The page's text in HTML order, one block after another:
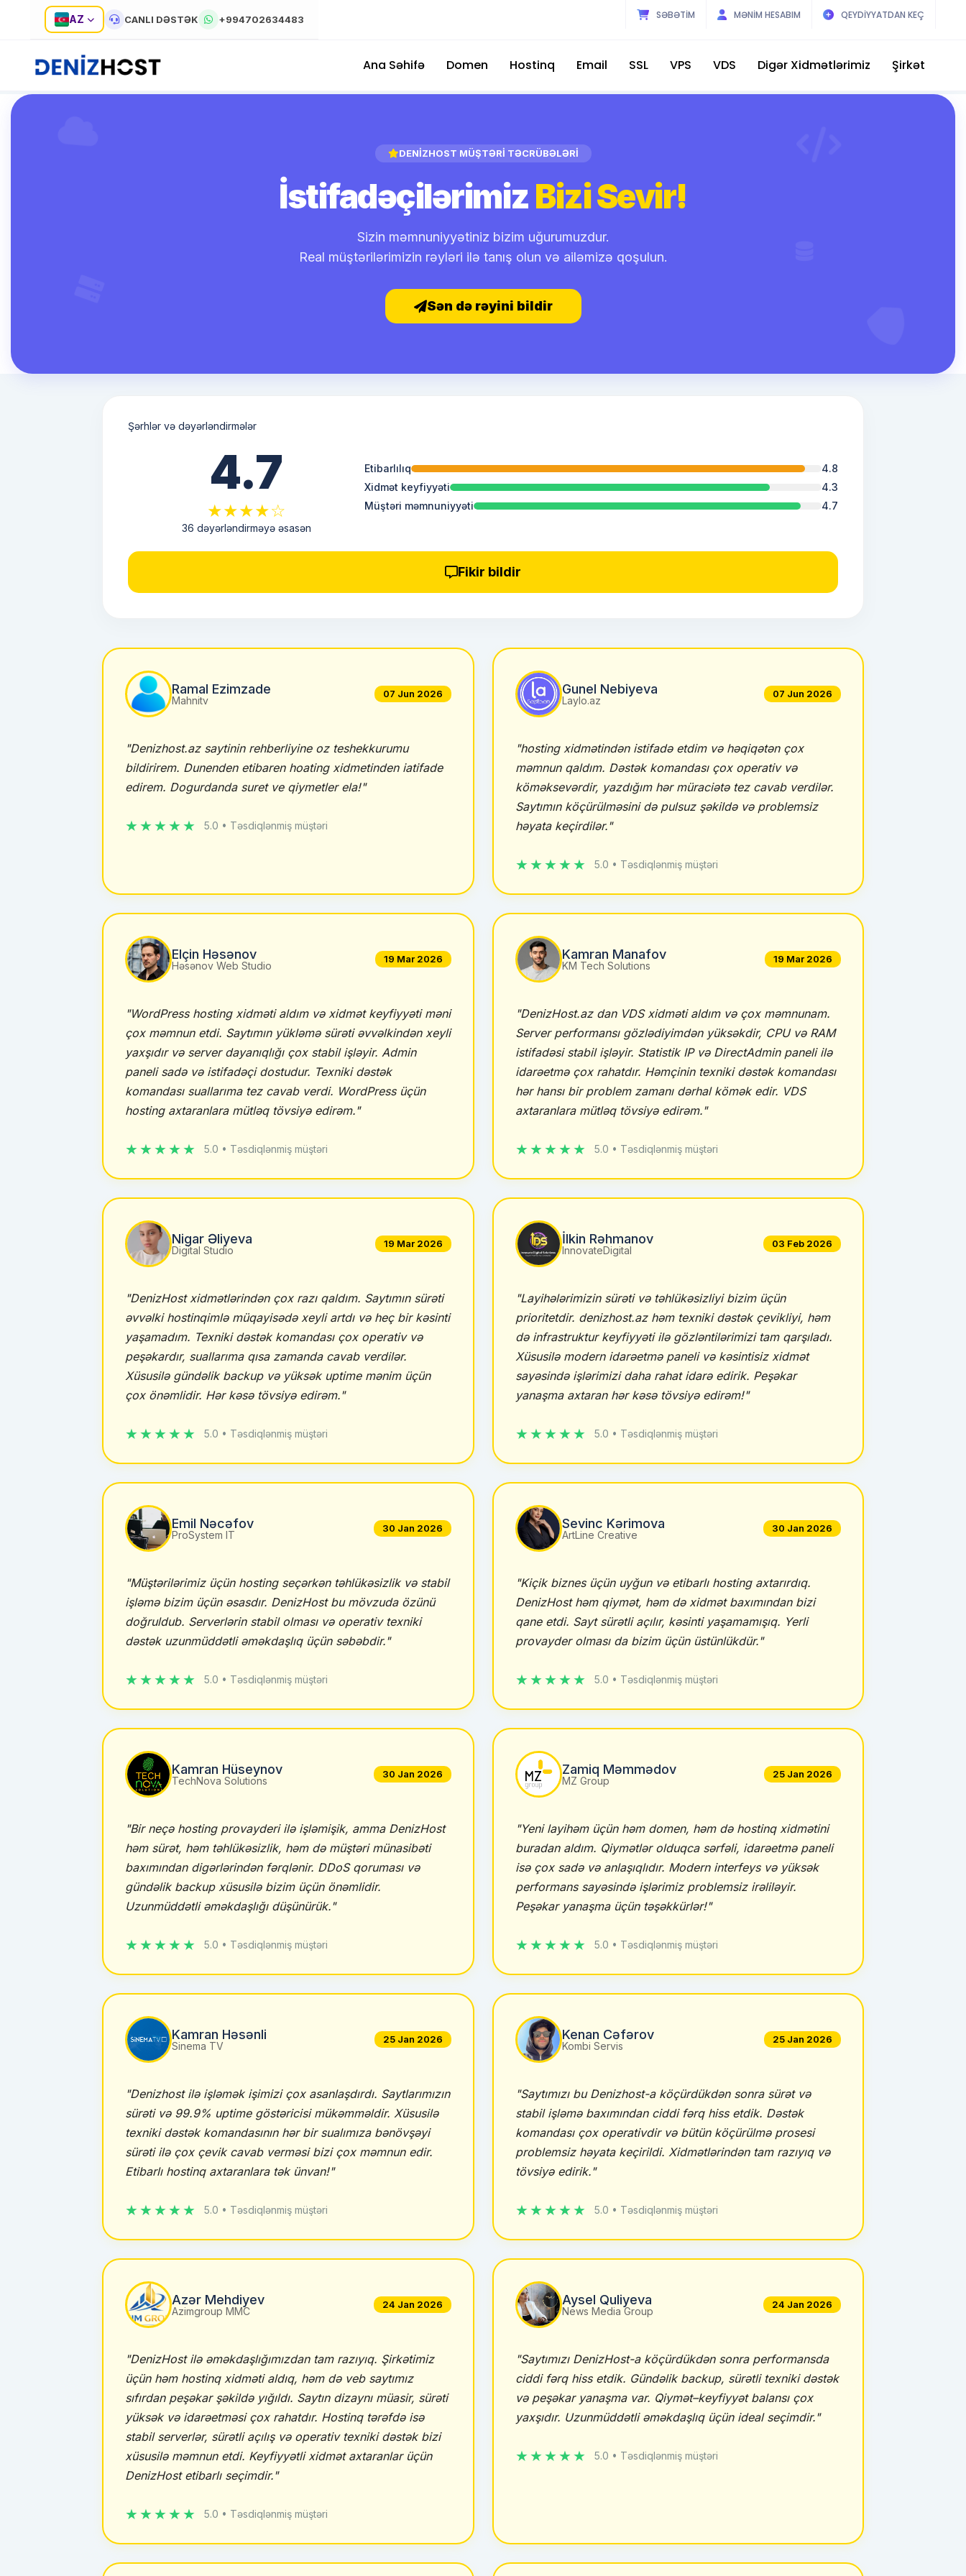
AZ CANLI DƏSTƏK +994702634483 SƏBƏTİM MƏNİM HESABIM QEYDİYYATDAN KEÇ
Ana Səhifə Domen Hostinq Email SSL VPS VDS Digər Xidmətlərimiz Şirkət
DENİZHOST MÜŞTƏRİ TƏCRÜBƏLƏRİ
İstifadəçilərimizBizi Sevir!
Sizin məmnuniyyətiniz bizim uğurumuzdur.
Real müştərilərimizin rəyləri ilə tanış olun və ailəmizə qoşulun.
Sən də rəyini bildir
Şərhlər və dəyərləndirmələr
4.7
★★★★☆
36 dəyərləndirməyə əsasən
Etibarlılıq
4.8
Xidmət keyfiyyəti
4.3
Müştəri məmnuniyyəti
4.7
Fikir bildir
Ramal Ezimzade
Mahnitv
07 Jun 2026
"Denizhost.az saytinin rehberliyine oz teshekkurumu
bildirirem. Dunenden etibaren hoating xidmetinden iatifade
edirem. Dogurdanda suret ve qiymetler ela!"
★★★★★ 5.0 • Təsdiqlənmiş müştəri
Gunel Nebiyeva
Laylo.az
07 Jun 2026
"hosting xidmətindən istifadə etdim və həqiqətən çox
məmnun qaldım. Dəstək komandası çox operativ və
köməksevərdir, yazdığım hər müraciətə tez cavab verdilər.
Saytımın köçürülməsini də pulsuz şəkildə və problemsiz
həyata keçirdilər."
★★★★★ 5.0 • Təsdiqlənmiş müştəri
Elçin Həsənov
Həsənov Web Studio
19 Mar 2026
"WordPress hosting xidməti aldım və xidmət keyfiyyəti məni
çox məmnun etdi. Saytımın yükləmə sürəti əvvəlkindən xeyli
yaxşıdır və server dayanıqlığı çox stabil işləyir. Admin
paneli sadə və istifadəçi dostudur. Texniki dəstək
komandası suallarıma tez cavab verdi. WordPress üçün
hosting axtaranlara mütləq tövsiyə edirəm."
★★★★★ 5.0 • Təsdiqlənmiş müştəri
Kamran Manafov
KM Tech Solutions
19 Mar 2026
"DenizHost.az dan VDS xidməti aldım və çox məmnunam.
Server performansı gözlədiyimdən yüksəkdir, CPU və RAM
istifadəsi stabil işləyir. Statistik IP və DirectAdmin paneli ilə
idarəetmə çox rahatdır. Həmçinin texniki dəstək komandası
hər hansı bir problem zamanı dərhal kömək edir. VDS
axtaranlara mütləq tövsiyə edirəm."
★★★★★ 5.0 • Təsdiqlənmiş müştəri
Nigar Əliyeva
Digital Studio
19 Mar 2026
"DenizHost xidmətlərindən çox razı qaldım. Saytımın sürəti
əvvəlki hostinqimlə müqayisədə xeyli artdı və heç bir kəsinti
yaşamadım. Texniki dəstək komandası çox operativ və
peşəkardır, suallarıma qısa zamanda cavab verdilər.
Xüsusilə gündəlik backup və yüksək uptime mənim üçün
çox önəmlidir. Hər kəsə tövsiyə edirəm."
★★★★★ 5.0 • Təsdiqlənmiş müştəri
İlkin Rəhmanov
InnovateDigital
03 Feb 2026
"Layihələrimizin sürəti və təhlükəsizliyi bizim üçün
prioritetdir. denizhost.az həm texniki dəstək çevikliyi, həm
də infrastruktur keyfiyyəti ilə gözləntilərimizi tam qarşıladı.
Xüsusilə modern idarəetmə paneli və kəsintisiz xidmət
sayəsində işlərimizi daha rahat idarə edirik. Peşəkar
yanaşma axtaran hər kəsə tövsiyə edirəm!"
★★★★★ 5.0 • Təsdiqlənmiş müştəri
Emil Nəcəfov
ProSystem IT
30 Jan 2026
"Müştərilərimiz üçün hosting seçərkən təhlükəsizlik və stabil
işləmə bizim üçün əsasdır. DenizHost bu mövzuda özünü
doğruldub. Serverlərin stabil olması və operativ texniki
dəstək uzunmüddətli əməkdaşlıq üçün səbəbdir."
★★★★★ 5.0 • Təsdiqlənmiş müştəri
Sevinc Kərimova
ArtLine Creative
30 Jan 2026
"Kiçik biznes üçün uyğun və etibarlı hosting axtarırdıq.
DenizHost həm qiymət, həm də xidmət baxımından bizi
qane etdi. Sayt sürətli açılır, kəsinti yaşamamışıq. Yerli
provayder olması da bizim üçün üstünlükdür."
★★★★★ 5.0 • Təsdiqlənmiş müştəri
Kamran Hüseynov
TechNova Solutions
30 Jan 2026
"Bir neçə hosting provayderi ilə işləmişik, amma DenizHost
həm sürət, həm təhlükəsizlik, həm də müştəri münasibəti
baxımından digərlərindən fərqlənir. DDoS qoruması və
gündəlik backup xüsusilə bizim üçün önəmlidir.
Uzunmüddətli əməkdaşlığı düşünürük."
★★★★★ 5.0 • Təsdiqlənmiş müştəri
Zamiq Məmmədov
MZ Group
25 Jan 2026
"Yeni layihəm üçün həm domen, həm də hostinq xidmətini
buradan aldım. Qiymətlər olduqca sərfəli, idarəetmə paneli
isə çox sadə və anlaşıqlıdır. Modern interfeys və yüksək
performans sayəsində işlərimiz problemsiz irəliləyir.
Peşəkar yanaşma üçün təşəkkürlər!"
★★★★★ 5.0 • Təsdiqlənmiş müştəri
Kamran Həsənli
Sinema TV
25 Jan 2026
"Denizhost ilə işləmək işimizi çox asanlaşdırdı. Saytlarımızın
sürəti və 99.9% uptime göstəricisi mükəmməldir. Xüsusilə
texniki dəstək komandasının hər bir sualımıza bənövşəyi
sürəti ilə çox çevik cavab verməsi bizi çox məmnun edir.
Etibarlı hostinq axtaranlara tək ünvan!"
★★★★★ 5.0 • Təsdiqlənmiş müştəri
Kenan Cəfərov
Kombi Servis
25 Jan 2026
"Saytımızı bu Denizhost-a köçürdükdən sonra sürət və
stabil işləmə baxımından ciddi fərq hiss etdik. Dəstək
komandası çox operativdir və bütün köçürülmə prosesi
problemsiz həyata keçirildi. Xidmətlərindən tam razıyıq və
tövsiyə edirik."
★★★★★ 5.0 • Təsdiqlənmiş müştəri
Azər Mehdiyev
Azimgroup MMC
24 Jan 2026
"DenizHost ilə əməkdaşlığımızdan tam razıyıq. Şirkətimiz
üçün həm hostinq xidməti aldıq, həm də veb saytımız
sıfırdan peşəkar şəkildə yığıldı. Saytın dizaynı müasir, sürəti
yüksək və idarəetməsi çox rahatdır. Hostinq tərəfdə isə
stabil serverlər, sürətli açılış və operativ texniki dəstək bizi
xüsusilə məmnun etdi. Keyfiyyətli xidmət axtaranlar üçün
DenizHost etibarlı seçimdir."
★★★★★ 5.0 • Təsdiqlənmiş müştəri
Aysel Quliyeva
News Media Group
24 Jan 2026
"Saytımızı DenizHost-a köçürdükdən sonra performansda
ciddi fərq hiss etdik. Gündəlik backup, sürətli texniki dəstək
və peşəkar yanaşma var. Qiymət–keyfiyyət balansı çox
yaxşıdır. Uzunmüddətli əməkdaşlıq üçün ideal seçimdir."
★★★★★ 5.0 • Təsdiqlənmiş müştəri